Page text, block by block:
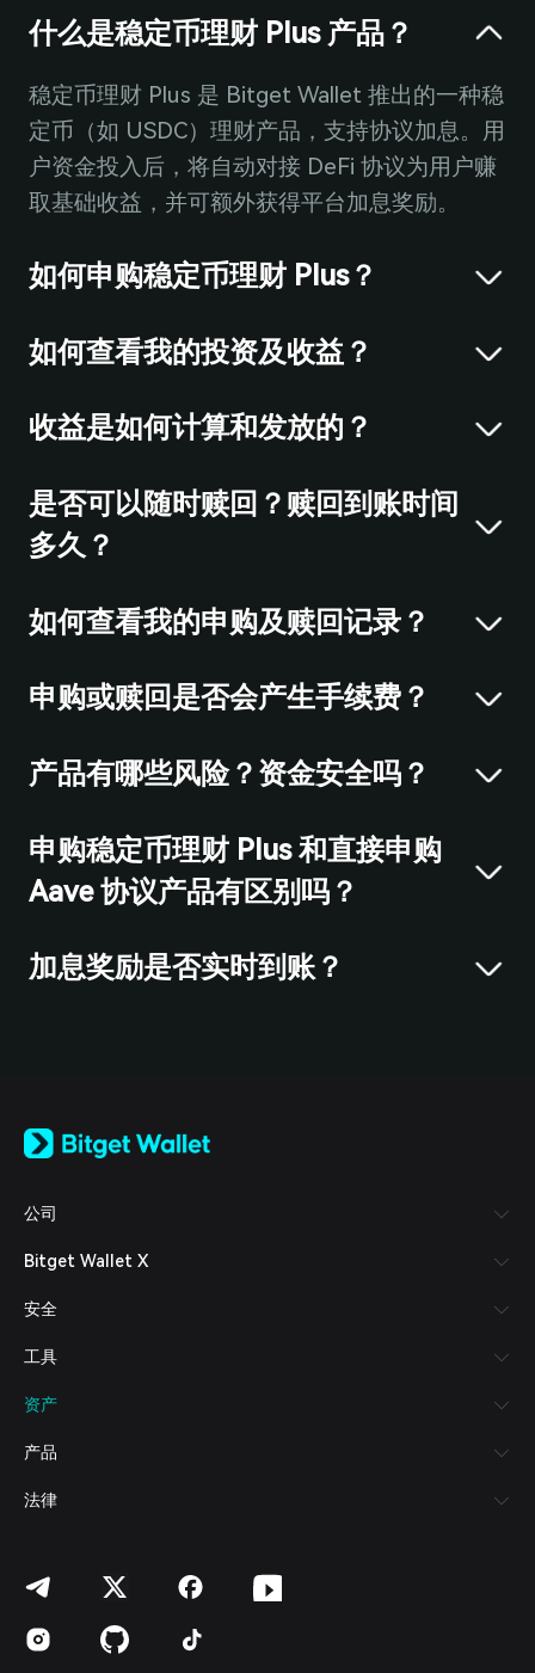
什么是稳定币理财 Plus 产品？
稳定币理财 Plus 是 Bitget Wallet 推出的一种稳
定币（如 USDC）理财产品，支持协议加息。用
户资金投入后，将自动对接 DeFi 协议为用户赚
取基础收益，并可额外获得平台加息奖励。
如何申购稳定币理财 Plus？
如何查看我的投资及收益？
收益是如何计算和发放的？
是否可以随时赎回？赎回到账时间
多久？
如何查看我的申购及赎回记录？
申购或赎回是否会产生手续费？
产品有哪些风险？资金安全吗？
申购稳定币理财 Plus 和直接申购
Aave 协议产品有区别吗？
加息奖励是否实时到账？
日本語
Español (Latinoamérica)
Italiano
Deutsch
繁體中文
Bahasa Indonesia
ภาษาไทย
العربية
हिन्दी
Español (Argentina)
公司
Bitget Wallet X
安全
工具
资产
产品
法律